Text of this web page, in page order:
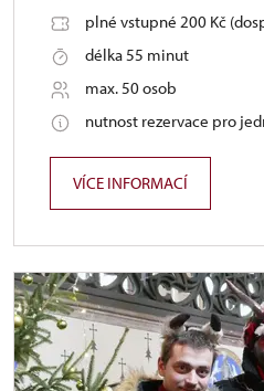
plné vstupné 200 Kč
délka 55 minut
max. 50 osob
nutnost rezervace pro
VÍCE INFORMACÍ